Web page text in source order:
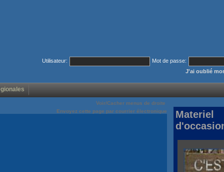
Utilisateur:
Mot de passe:
J'ai oublié
Voir/Cacher menus de droite
Envoyez cette page par courrier électronique
Materiel